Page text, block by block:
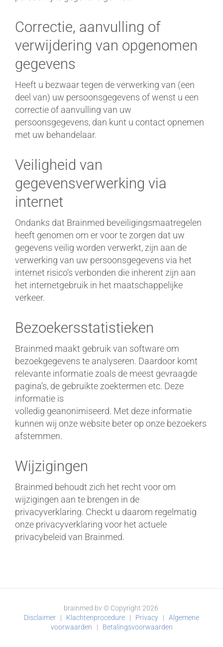
Correctie, aanvulling of
verwijdering van opgenomen
gegevens
Heeft u bezwaar tegen de verwerking van (een
deel van) uw persoonsgegevens of wenst u een
correctie of aanvulling van uw
persoonsgegevens, dan kunt u contact opnemen
met uw behandelaar.
Veiligheid van
gegevensverwerking via
internet
Ondanks dat Brainmed beveiligingsmaatregelen
heeft genomen om er voor te zorgen dat uw
gegevens veilig worden verwerkt, zijn aan de
verwerking van uw persoonsgegevens via het
internet risico’s verbonden die inherent zijn aan
het internetgebruik in het maatschappelijke
verkeer.
Bezoekersstatistieken
Brainmed maakt gebruik van software om
bezoekgegevens te analyseren. Daardoor komt
relevante informatie zoals de meest gevraagde
pagina’s, de gebruikte zoektermen etc. Deze
informatie is
volledig geanonimiseerd. Met deze informatie
kunnen wij onze website beter op onze bezoekers
afstemmen.
Wijzigingen
Brainmed behoudt zich het recht voor om
wijzigingen aan te brengen in de
privacyverklaring. Checkt u daarom regelmatig
onze privacyverklaring voor het actuele
privacybeleid van Brainmed.
brainmed bv © Copyright 2026
Disclaimer | Klachtenprocedure | Privacy | Algemene
voorwaarden | Betalingsvoorwaarden